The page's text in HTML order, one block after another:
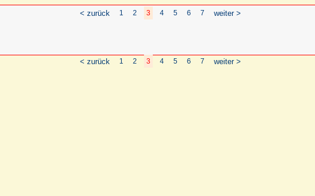
< zurück 1 2 3 4 5 6 7
weiter >
< zurück 1 2 3 4 5 6 7 weiter >